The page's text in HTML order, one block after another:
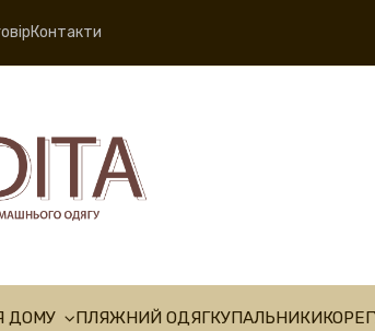
Контакти
ДОМУ ПЛЯЖНИЙ ОДЯГКУПАЛЬНИКИ